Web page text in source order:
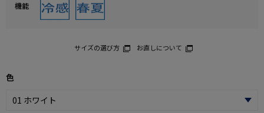
機能
サイズの選び方 お直しについて
色